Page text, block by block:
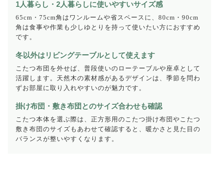
1人暮らし・2人暮らしに使いやすいサイズ感
65cm・75cm角はワンルームや省スペースに、80cm・90cm
角は食事や作業も少しゆとりを持って使いたい方におすすめ
です。
冬以外はリビングテーブルとして使えます
こたつ布団を外せば、普段使いのローテーブルや座卓として
活躍します。天然木の素材感があるデザインは、季節を問わ
ずお部屋に取り入れやすいのが魅力です。
掛け布団・敷き布団とのサイズ合わせも確認
こたつ本体を選ぶ際は、正方形用のこたつ掛け布団やこたつ
敷き布団のサイズもあわせて確認すると、暖かさと見た目の
バランスが整いやすくなります。